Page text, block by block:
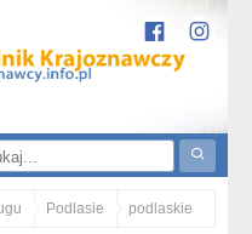
Podlasie podlaskie